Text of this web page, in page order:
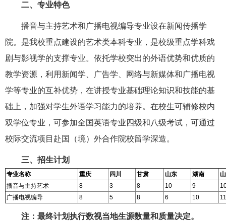
二、专业特色
播音与主持艺术和广播电视编导专业设在新闻传播学
院。是我校重点建设的艺术类本科专业，是校级重点学科戏
剧与影视学的支撑专业。依托学校突出的外语优势和优质的
教学资源，利用新闻学、广告学、网络与新媒体和广播电视
学等专业的互补优势，在讲授专业基础理论知识和技能的基
础上，加强对学生外语学习能力的培养。在校生可辅修校内
双学位专业，可参加全国英语专业四级和八级考试，可通过
校际交流项目赴国（境）外合作院校留学深造。
三、招生计划
专业名称 重庆 四川 甘肃 山东 湖南
播音与主持艺术
8 3 8 10 9
广播电视编导
8 5 8 6 10 11
注：最终计划执行数视当地生源数量和质量决定。